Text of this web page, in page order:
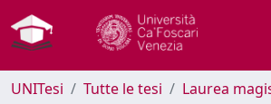
UNITesi Tutte le tesi Laurea